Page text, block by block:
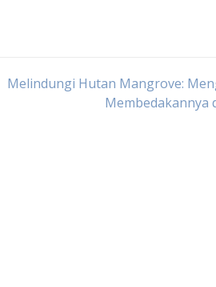
Melindungi Hutan Mangrove:
Membedakannya